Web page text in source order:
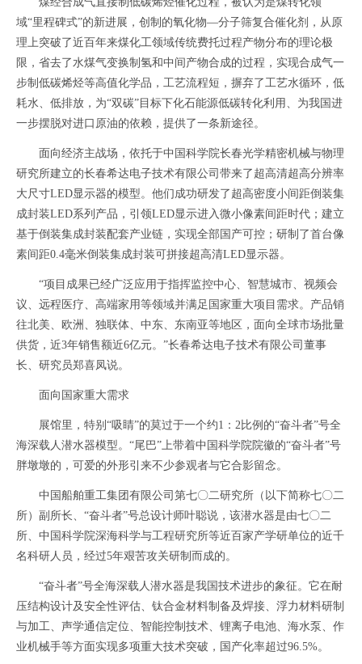
域“里程碑式”的新进展，创制的氧化物—分子筛复合催化剂，从原
理上突破了近百年来煤化工领域传统费托过程产物分布的理论极
限，省去了水煤气变换制氢和中间产物合成的过程，实现合成气一
步制低碳烯烃等高值化学品，工艺流程短，摒弃了工艺水循环，低
耗水、低排放，为“双碳”目标下化石能源低碳转化利用、为我国进
一步摆脱对进口原油的依赖，提供了一条新途径。
面向经济主战场，依托于中国科学院长春光学精密机械与物理
研究所建立的长春希达电子技术有限公司带来了超高清超高分辨率
大尺寸LED显示器的模型。他们成功研发了超高密度小间距倒装集
成封装LED系列产品，引领LED显示进入微小像素间距时代；建立
基于倒装集成封装配套产业链，实现全部国产可控；研制了首台像
素间距0.4毫米倒装集成封装可拼接超高清LED显示器。
“项目成果已经广泛应用于指挥监控中心、智慧城市、视频会
议、远程医疗、高端家用等领域并满足国家重大项目需求。产品销
往北美、欧洲、独联体、中东、东南亚等地区，面向全球市场批量
供货，近3年销售额近6亿元。”长春希达电子技术有限公司董事
长、研究员郑喜凤说。
面向国家重大需求
展馆里，特别“吸睛”的莫过于一个约1：2比例的“奋斗者”号全
海深载人潜水器模型。“尾巴”上带着中国科学院院徽的“奋斗者”号
胖墩墩的，可爱的外形引来不少参观者与它合影留念。
中国船舶重工集团有限公司第七〇二研究所（以下简称七〇二
所）副所长、“奋斗者”号总设计师叶聪说，该潜水器是由七〇二
所、中国科学院深海科学与工程研究所等近百家产学研单位的近千
名科研人员，经过5年艰苦攻关研制而成的。
“奋斗者”号全海深载人潜水器是我国技术进步的象征。它在耐
压结构设计及安全性评估、钛合金材料制备及焊接、浮力材料研制
与加工、声学通信定位、智能控制技术、锂离子电池、海水泵、作
业机械手等方面实现多项重大技术突破，国产化率超过96.5%。